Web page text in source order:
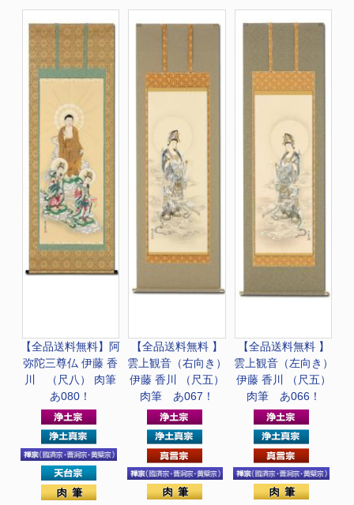
【全品送料無料】 阿
弥陀三尊仏 伊藤 香
川 （尺八） 肉筆
あ080！
【全品送料無料 】
雲上観音（右向き）
伊藤 香川 （尺五）
肉筆 あ067！
【全品送料無料 】
雲上観音（左向き）
伊藤 香川 （尺五）
肉筆 あ066！